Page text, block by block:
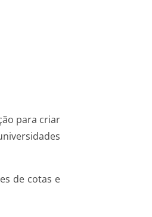
para criar
de cotas e